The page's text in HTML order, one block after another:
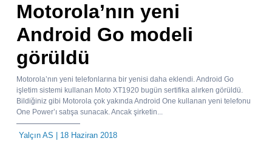
Motorola’nın yeni
Android Go modeli
görüldü
Motorola’nın yeni telefonlarına bir yenisi daha eklendi. Android Go
işletim sistemi kullanan Moto XT1920 bugün sertifika alırken görüldü.
Bildiğiniz gibi Motorola çok yakında Android One kullanan yeni telefonu
One Power’ı satışa sunacak. Ancak şirketin...
Yalçın AS | 18 Haziran 2018